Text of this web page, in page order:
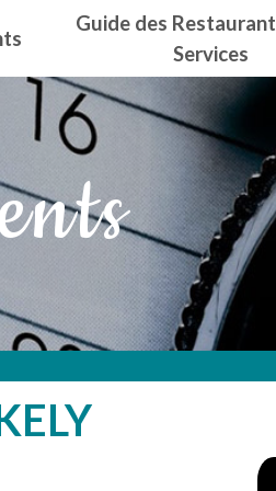
Guide des
Services